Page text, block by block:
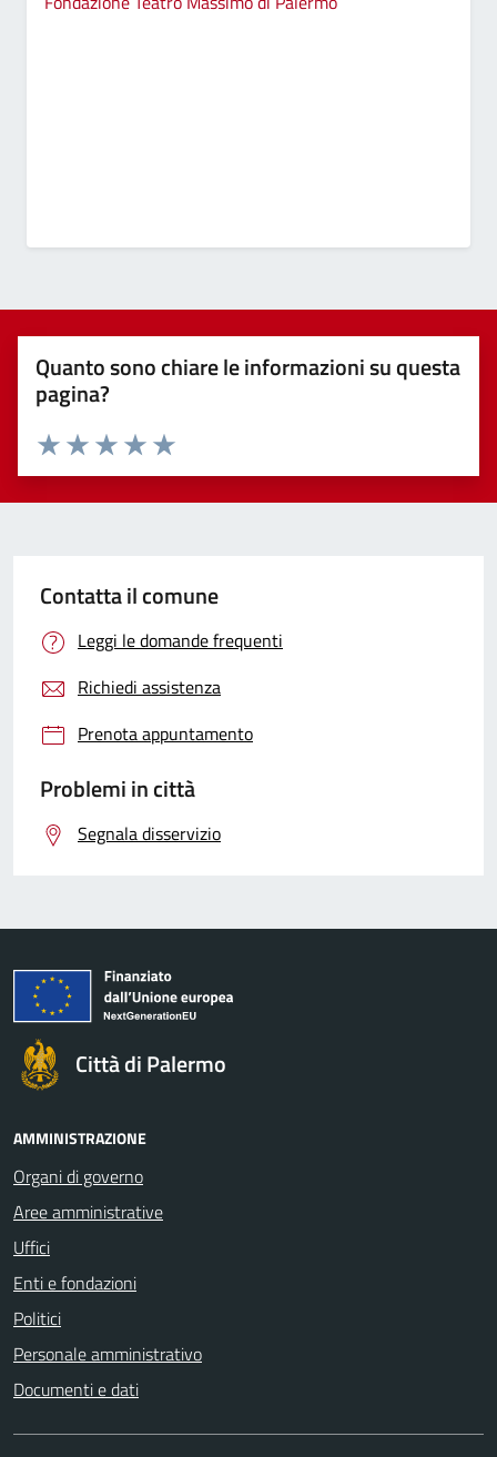
Quanto sono chiare le informazioni su questa
pagina?
Valuta 5 stelle su 5
Valuta 4 stelle su 5
Valuta 3 stelle su 5
Valuta 2 stelle su 5
Valuta 1 stelle su 5
Contatta il comune
Leggi le domande frequenti
Richiedi assistenza
Prenota appuntamento
Problemi in città
Segnala disservizio
Città di Palermo
AMMINISTRAZIONE
Organi di governo
Aree amministrative
Uffici
Enti e fondazioni
Politici
Personale amministrativo
Documenti e dati